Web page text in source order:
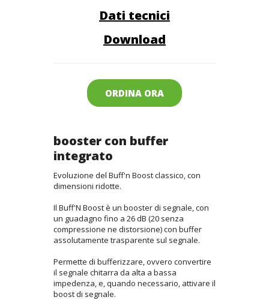
Dati tecnici
Download
ORDINA ORA
booster con buffer
integrato
Evoluzione del Buff'n Boost classico, con
dimensioni ridotte.
Il Buff'N Boost è un booster di segnale, con
un guadagno fino a 26 dB (20 senza
compressione ne distorsione) con buffer
assolutamente trasparente sul segnale.
Permette di bufferizzare, ovvero convertire
il segnale chitarra da alta a bassa
impedenza, e, quando necessario, attivare il
boost di segnale.